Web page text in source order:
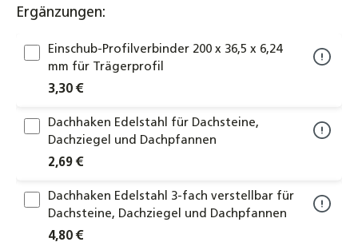
Ergänzungen:
Einschub-Profilverbinder 200 x 36,5 x 6,24
mm für Trägerprofil
3,30 €
Dachhaken Edelstahl für Dachsteine,
Dachziegel und Dachpfannen
2,69 €
Dachhaken Edelstahl 3-fach verstellbar für
Dachsteine, Dachziegel und Dachpfannen
4,80 €